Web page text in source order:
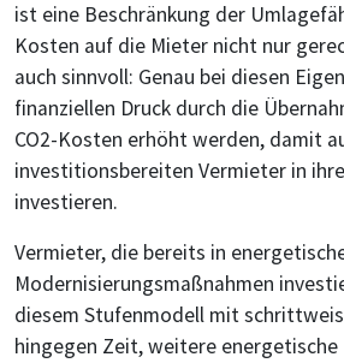
ist eine Beschränkung der
Kosten auf die Mieter nicht nur
auch sinnvoll: Genau bei diesen
finanziellen Druck durch die
CO2-Kosten erhöht werden, damit
investitionsbereiten Vermieter in
investieren.
Vermieter, die bereits in
Modernisierungsmaßnahmen
diesem Stufenmodell mit
hingegen Zeit, weitere energetische